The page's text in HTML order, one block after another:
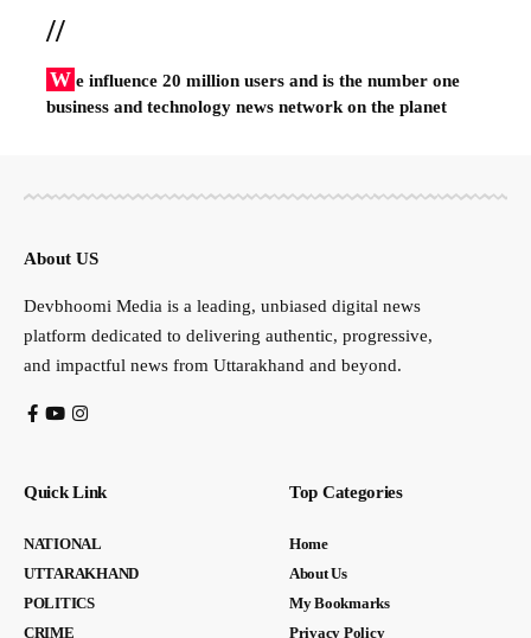
//
W e influence 20 million users and is the number one
business and technology news network on the planet
About US
Devbhoomi Media is a leading, unbiased digital news
platform dedicated to delivering authentic, progressive,
and impactful news from Uttarakhand and beyond.
Quick Link
NATIONAL
UTTARAKHAND
POLITICS
CRIME
Top Categories
Home
About Us
My Bookmarks
Privacy Policy